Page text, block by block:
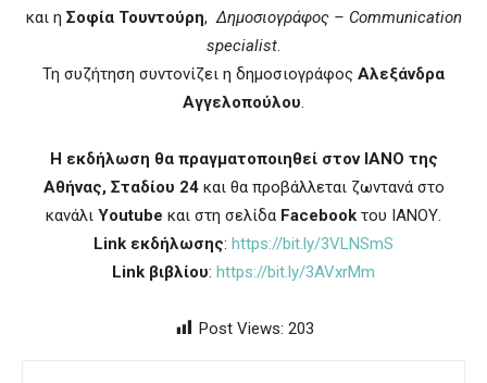
και η Σοφία Τουντούρη,Δημοσιογράφος – Communication
specialist.
Τη συζήτηση συντονίζει η δημοσιογράφος Αλεξάνδρα
Αγγελοπούλου.
Η εκδήλωση θα πραγματοποιηθεί στον ΙΑΝΟ της
Αθήνας, Σταδίου 24 και θα προβάλλεται ζωντανά στο
κανάλι Youtube και στη σελίδα Facebook του ΙΑΝΟΥ.
Link εκδήλωσης: https://bit.ly/3VLNSmS
Link βιβλίου: https://bit.ly/3AVxrMm
Post Views: 203